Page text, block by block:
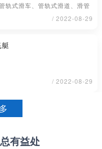
轨式滑车、管轨式滑道、滑管
一般用无缝钢管材料制成，铺
/ 2022-08-29
/ 2022-08-29
有益处